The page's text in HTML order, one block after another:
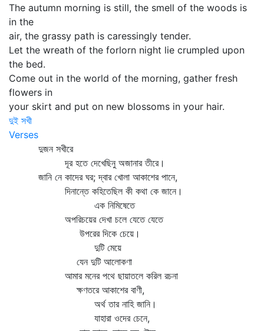
The autumn morning is still, the smell of the woods is
in the
air, the grassy path is caressingly tender.
Let the wreath of the forlorn night lie crumpled upon
the bed.
Come out in the world of the morning, gather fresh
flowers in
your skirt and put on new blossoms in your hair.
দুই সখী
Verses
দুজন সখীরে
দূর হতে দেখেছিনু অজানার তীরে।
জানি নে কাদের ঘর; দ্বার খোলা আকাশের পানে,
দিনান্তে কহিতেছিল কী কথা কে জানে।
এক নিমিষেতে
অপরিচয়ের দেখা চলে যেতে যেতে
উপরের দিকে চেয়ে।
দুটি মেয়ে
যেন দুটি আলোকণা
আমার মনের পথে ছায়াতলে করিল রচনা
ক্ষণতরে আকাশের বাণী,
অর্থ তার নাহি জানি।
যাহারা ওদের চেনে,